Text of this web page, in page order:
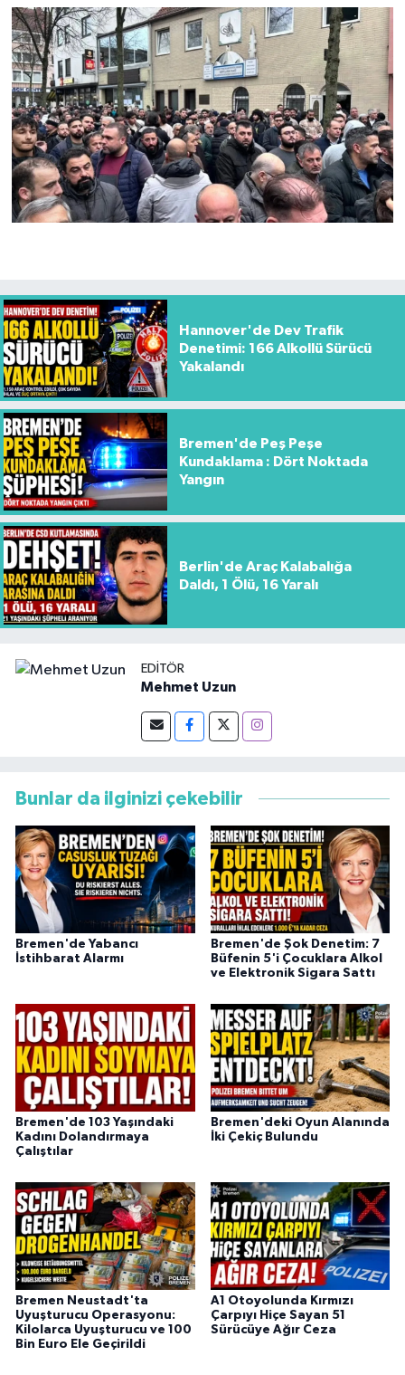
Hannover'de Dev Trafik
Denetimi: 166 Alkollü Sürücü
Yakalandı
Bremen'de Peş Peşe
Kundaklama : Dört Noktada
Yangın
Berlin'de Araç Kalabalığa
Daldı, 1 Ölü, 16 Yaralı
EDITÖR
Mehmet Uzun
Bunlar da ilginizi çekebilir
Bremen'de Yabancı
İstihbarat Alarmı
Bremen'de Şok Denetim: 7
Büfenin 5'i Çocuklara Alkol
ve Elektronik Sigara Sattı
Bremen'de 103 Yaşındaki
Kadını Dolandırmaya
Çalıştılar
Bremen'deki Oyun Alanında
İki Çekiç Bulundu
Bremen Neustadt'ta
Uyuşturucu Operasyonu:
Kilolarca Uyuşturucu ve 100
Bin Euro Ele Geçirildi
A1 Otoyolunda Kırmızı
Çarpıyı Hiçe Sayan 51
Sürücüye Ağır Ceza